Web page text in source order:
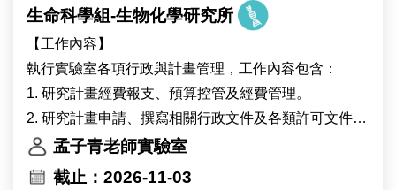
position.
The laboratory is located on the main campus of
Academia Sinica in Taipei, Taiwan. IPMB is home to
nearly 300 researchers and staff members from Taiwan
and more than 15 other countries. The institute
provides state-of-the-art core facilities in cell biology,
microscopy, high-performance computing, and multi-
omics analysis, offering an excellent environment for
生命科學組-生物化學研究所
【工作內容】
執行實驗室各項行政與計畫管理，工作內容包含：
1. 研究計畫經費報支、預算控管及經費管理。
2. 研究計畫申請、撰寫相關行政文件及各類許可文件之
準備
3. 辦理主管交辦事項。
孟子青老師實驗室
截止：2026-11-03